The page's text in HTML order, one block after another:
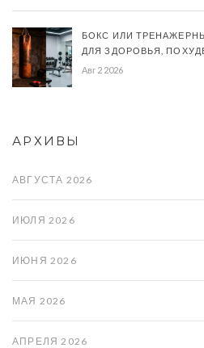
БОКС ИЛИ
ДЛЯ ЗДОРОВЬЯ,
Авг 2 2026
АРХИВЫ
АВГУСТА 2026
ИЮЛЯ 2026
ИЮНЯ 2026
МАЯ 2026
АПРЕЛЯ 2026